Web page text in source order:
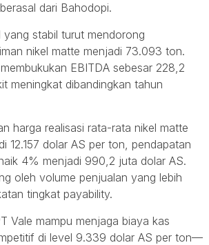
dari Bahodopi.
yang stabil turut mendorong
nikel matte menjadi 73.093 ton.
EBITDA sebesar 228,2
meningkat dibandingkan tahun
harga realisasi rata-rata nikel matte
12.157 dolar AS per ton, pendapatan
4% menjadi 990,2 juta dolar AS.
oleh volume penjualan yang lebih
tingkat payability.
Vale mampu menjaga biaya kas
di level 9.339 dolar AS per ton—